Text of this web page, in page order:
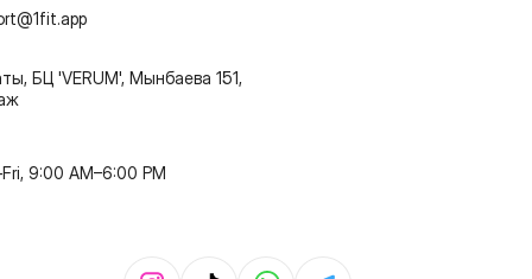
БЦ 'VERUM', Мынбаева 151,
9:00 AM–6:00 PM